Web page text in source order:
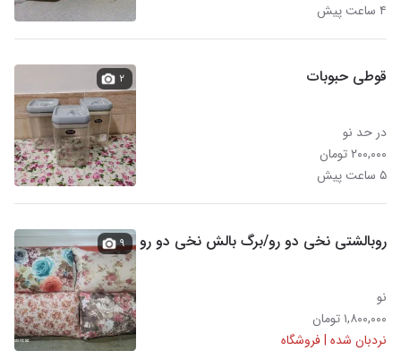
۴ ساعت پیش
قوطی حبوبات
در حد نو
۲۰۰,۰۰۰ تومان
۵ ساعت پیش
۲
روبالشتی نخی دو رو/برگ بالش نخی دو رو
نو
۱,۸۰۰,۰۰۰ تومان
نردبان شده | فروشگاه
۹